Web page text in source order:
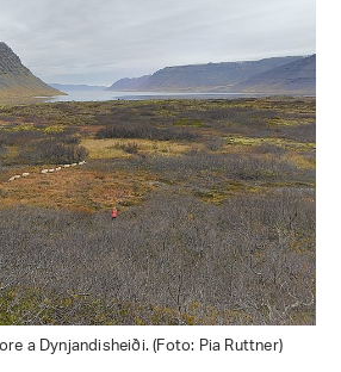
a Dynjandisheiði. (Foto: Pia Ruttner)